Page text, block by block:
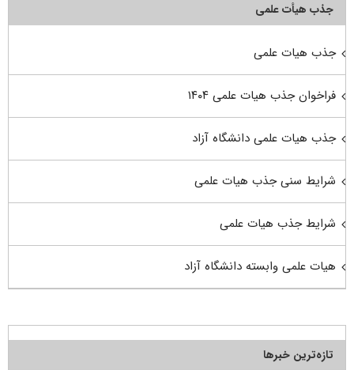
جذب هیأت علمی
جذب هیات علمی
فراخوان جذب هیات علمی ۱۴۰۴
جذب هیات علمی دانشگاه آزاد
شرایط سنی جذب هیات علمی
شرایط جذب هیات علمی
هیات علمی وابسته دانشگاه آزاد
تازه‌ترین خبرها